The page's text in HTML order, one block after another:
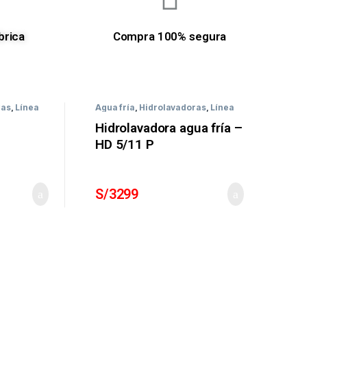
Compra 100% segura
, Línea
Agua fría Hidrolavadoras, Línea
Profesional
Hidrolavadora agua fría –
HD 5/11 P
S/3299